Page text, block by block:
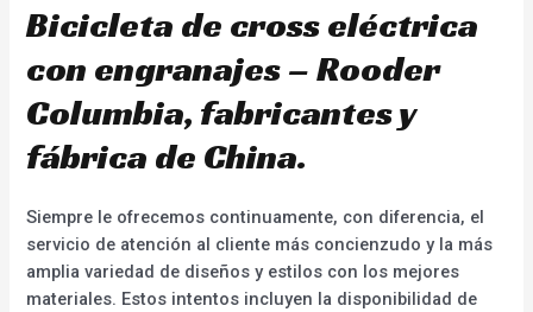
Bicicleta de cross eléctrica
con engranajes – Rooder
Columbia, fabricantes y
fábrica de China.
Siempre le ofrecemos continuamente, con diferencia, el
servicio de atención al cliente más concienzudo y la más
amplia variedad de diseños y estilos con los mejores
materiales. Estos intentos incluyen la disponibilidad de